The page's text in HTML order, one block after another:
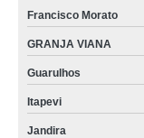
Francisco Morato
GRANJA VIANA
Guarulhos
Itapevi
Jandira